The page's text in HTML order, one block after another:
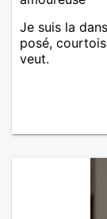
Je suis la
posé,
veut.